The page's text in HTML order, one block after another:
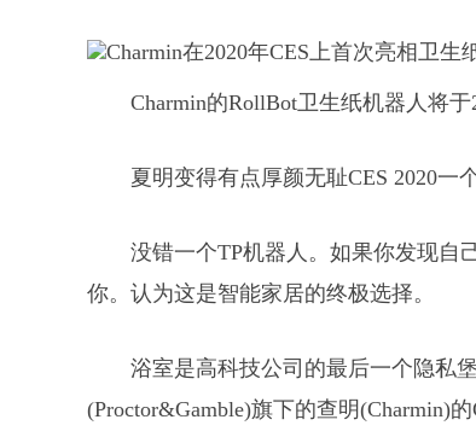
Charmin的RollBot卫生纸机器人将于
夏明变得有点厚颜无耻CES 2020一
没错一个TP机器人。如果你发现自
你。认为这是智能家居的终极选择。
浴室是高科技公司的最后一个隐私
(Proctor&Gamble)旗下的查明(Charmin)